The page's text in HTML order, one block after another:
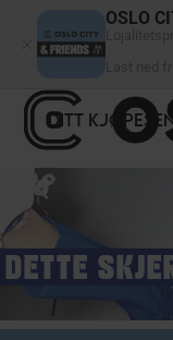
OSLO
DITT
DETTE
Panel for